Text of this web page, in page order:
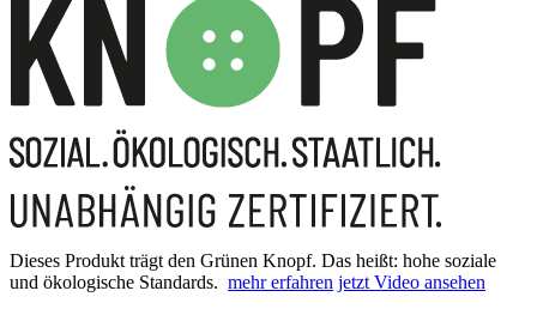
Dieses Produkt trägt den Grünen Knopf. Das heißt: hohe soziale
und ökologische Standards. mehr erfahren jetzt Video ansehen